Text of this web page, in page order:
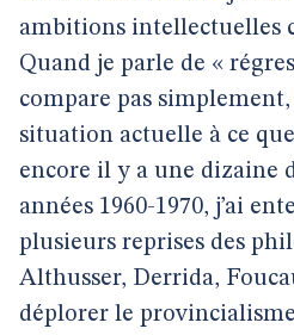
ambitions intellectuelles
Quand je parle de «
compare pas
situation actuelle à ce
encore il y a une dizaine
années 1960-1970, j’ai
plusieurs reprises des
Althusser, Derrida,
déplorer le